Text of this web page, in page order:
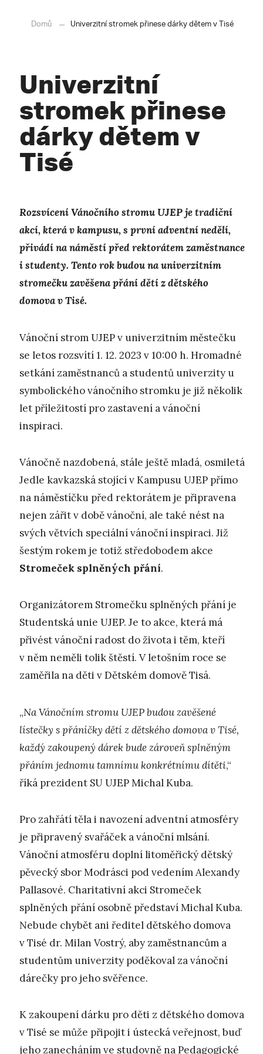
Domů Univerzitní stromek přinese dárky dětem v Tisé
Univerzitní
stromek přinese
dárky dětem v
Tisé
Rozsvícení Vánočního stromu UJEP je tradiční
akcí, která v kampusu, s první adventní nedělí,
přivádí na náměstí před rektorátem zaměstnance
i studenty. Tento rok budou na univerzitním
stromečku zavěšena přání dětí z dětského
domova v Tisé.
Vánoční strom UJEP v univerzitním městečku
se letos rozsvítí 1. 12. 2023 v 10:00 h. Hromadné
setkání zaměstnanců a studentů univerzity u
symbolického vánočního stromku je již několik
let příležitostí pro zastavení a vánoční
inspiraci.
Vánočně nazdobená, stále ještě mladá, osmiletá
Jedle kavkazská stojící v Kampusu UJEP přímo
na náměstíčku před rektorátem je připravena
nejen zářit v době vánoční, ale také nést na
svých větvích speciální vánoční inspiraci. Již
šestým rokem je totiž středobodem akce
Stromeček splněných přání.
Organizátorem Stromečku splněných přání je
Studentská unie UJEP. Je to akce, která má
přivést vánoční radost do života i těm, kteří
v něm neměli tolik štěstí. V letošním roce se
zaměřila na děti v Dětském domově Tisá.
„Na Vánočním stromu UJEP budou zavěšené
lístečky s přáníčky dětí z dětského domova v Tisé,
každý zakoupený dárek bude zároveň splněným
přáním jednomu tamnímu konkrétnímu dítěti,“
říká prezident SU UJEP Michal Kuba.
Pro zahřátí těla i navození adventní atmosféry
je připravený svařáček a vánoční mlsání.
Vánoční atmosféru doplní litoměřický dětský
pěvecký sbor Modrásci pod vedením Alexandy
Pallasové. Charitativní akci Stromeček
splněných přání osobně představí Michal Kuba.
Nebude chybět ani ředitel dětského domova
v Tisé dr. Milan Vostrý, aby zaměstnancům a
studentům univerzity poděkoval za vánoční
dárečky pro jeho svěřence.
K zakoupení dárku pro děti z dětského domova
v Tisé se může připojit i ústecká veřejnost, buď
jeho zanecháním ve studovně na Pedagogické